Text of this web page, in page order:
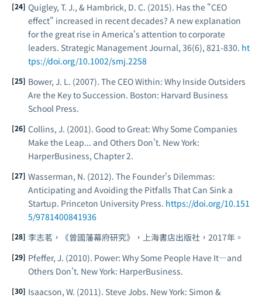
Quigley, T. J., & Hambrick, D. C. (2015). Has the "CEO
effect" increased in recent decades? A new explanation
for the great rise in America's attention to corporate
leaders. Strategic Management Journal, 36(6), 821-830. ht
tps://doi.org/10.1002/smj.2258
Bower, J. L. (2007). The CEO Within: Why Inside Outsiders
Are the Key to Succession. Boston: Harvard Business
School Press.
Collins, J. (2001). Good to Great: Why Some Companies
Make the Leap... and Others Don't. New York:
HarperBusiness, Chapter 2.
Wasserman, N. (2012). The Founder's Dilemmas:
Anticipating and Avoiding the Pitfalls That Can Sink a
Startup. Princeton University Press. https://doi.org/10.151
5/9781400841936
李志茗，《曾國藩幕府研究》，上海書店出版社，2017年。
Pfeffer, J. (2010). Power: Why Some People Have It—and
Others Don't. New York: HarperBusiness.
Isaacson, W. (2011). Steve Jobs. New York: Simon &